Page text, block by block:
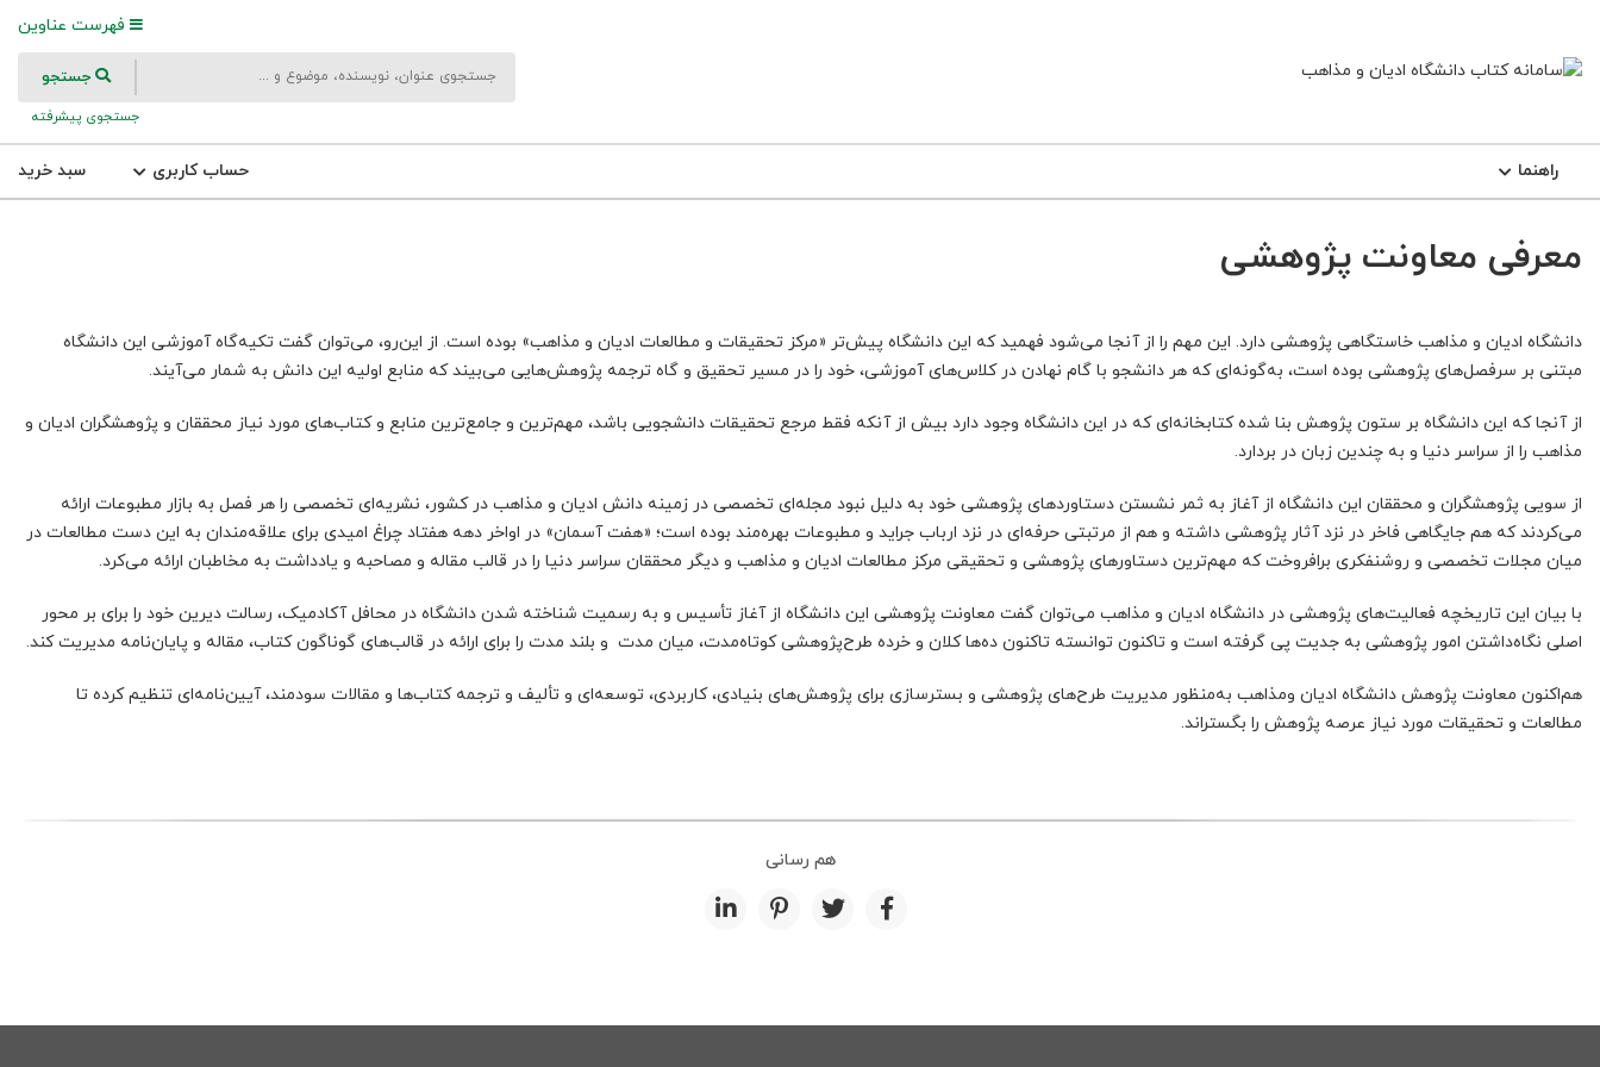
فهرست عناوین
جستجو
جستجوی پیشرفته
راهنما حساب کاربری سبد خرید
معرفی معاونت پژوهشی
دانشگاه ادیان و مذاهب خاستگاهی پژوهشی دارد. این مهم را از آنجا می‌شود فهمید که این دانشگاه پیش‌تر «مرکز تحقیقات و مطالعات ادیان و مذاهب» بوده است. از این‌رو، می‌توان گفت تکیه‌گاه آموزشی این دانشگاه
مبتنی بر سرفصل‌های پژوهشی بوده است، به‌گونه‌ای که هر دانشجو با گام نهادن در کلاس‌های آموزشی، خود را در مسیر تحقیق و گاه ترجمه پژوهش‌هایی می‌بیند که منابع اولیه این دانش به شمار می‌آیند.
از آنجا که این دانشگاه بر ستون پژوهش بنا شده کتابخانه‌ای که در این دانشگاه وجود دارد بیش از آنکه فقط مرجع تحقیقات دانشجویی باشد، مهم‌ترین و جامع‌ترین منابع و کتاب‌های مورد نیاز محققان و پژوهشگران ادیان و
مذاهب را از سراسر دنیا و به چندین زبان در بردارد.
از سویی پژوهشگران و محققان این دانشگاه از آغاز به ثمر نشستن دستاوردهای پژوهشی خود به دلیل نبود مجله‌ای تخصصی در زمینه دانش ادیان و مذاهب در کشور، نشریه‌ای تخصصی را هر فصل به بازار مطبوعات ارائه
می‌کردند که هم جایگاهی فاخر در نزد آثار پژوهشی داشته و هم از مرتبتی حرفه‌ای در نزد ارباب جراید و مطبوعات بهره‌مند بوده است؛ «هفت آسمان» در اواخر دهه هفتاد چراغ امیدی برای علاقه‌مندان به این دست مطالعات در
میان مجلات تخصصی و روشنفکری برافروخت که مهم‌ترین دستاورهای پژوهشی و تحقیقی مرکز مطالعات ادیان و مذاهب و دیگر محققان سراسر دنیا را در قالب مقاله و مصاحبه و یادداشت به مخاطبان ارائه می‌کرد.
با بیان این تاریخچه فعالیت‌های پژوهشی در دانشگاه ادیان و مذاهب می‌توان گفت معاونت پژوهشی این دانشگاه از آغاز تأسیس و به رسمیت شناخته شدن دانشگاه در محافل آکادمیک، رسالت دیرین خود را برای بر محور
اصلی نگاه‌داشتن امور پژوهشی به جدیت پی گرفته است و تاکنون توانسته تاکنون ده‌ها کلان و خرده طرح‌پژوهشی کوتاه‌مدت، میان مدت و بلند مدت را برای ارائه در قالب‌های گوناگون کتاب، مقاله و پایان‌نامه مدیریت کند.
هم‌اکنون معاونت پژوهش دانشگاه ادیان ومذاهب به‌منظور مدیریت طرح‌های پژوهشی و بسترسازی برای پژوهش‌های بنیادی، کاربردی، توسعه‌ای و تألیف و ترجمه کتاب‌ها و مقالات سودمند، آیین‌نامه‌ای تنظیم کرده تا
مطالعات و تحقیقات مورد نیاز عرصه پژوهش را بگستراند.
هم رسانی